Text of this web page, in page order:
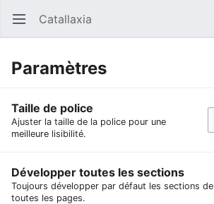
Ouvrir le menu principal Catallaxia
Paramètres
Taille de police
Ajuster la taille de la police pour une
meilleure lisibilité.
Développer toutes les sections
Toujours développer par défaut les sections de
toutes les pages.